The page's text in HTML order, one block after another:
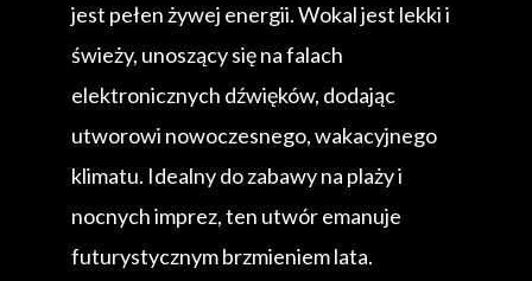
jest pełen żywej energii. Wokal jest lekki i
świeży, unoszący się na falach
elektronicznych dźwięków, dodając
utworowi nowoczesnego, wakacyjnego
klimatu. Idealny do zabawy na plaży i
nocnych imprez, ten utwór emanuje
futurystycznym brzmieniem lata.